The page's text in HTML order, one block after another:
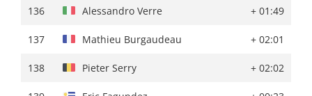
136 Alessandro Verre + 01:49
137 Mathieu Burgaudeau + 02:01
138 Pieter Serry + 02:02
136 Aaron Gate + 03:09
137 Mathieu Burgaudeau + 03:14
138 Pieter Serry + 03:15